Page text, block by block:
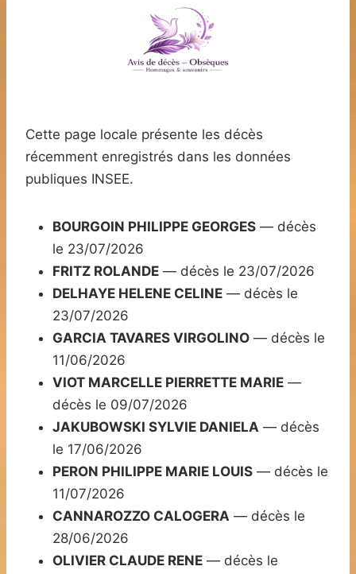
Cette page locale présente les décès
récemment enregistrés dans les données
publiques INSEE.
BOURGOIN PHILIPPE GEORGES — décès
le 23/07/2026
FRITZ ROLANDE — décès le 23/07/2026
DELHAYE HELENE CELINE — décès le
23/07/2026
GARCIA TAVARES VIRGOLINO — décès le
11/06/2026
VIOT MARCELLE PIERRETTE MARIE —
décès le 09/07/2026
JAKUBOWSKI SYLVIE DANIELA — décès
le 17/06/2026
PERON PHILIPPE MARIE LOUIS — décès le
11/07/2026
CANNAROZZO CALOGERA — décès le
28/06/2026
OLIVIER CLAUDE RENE — décès le